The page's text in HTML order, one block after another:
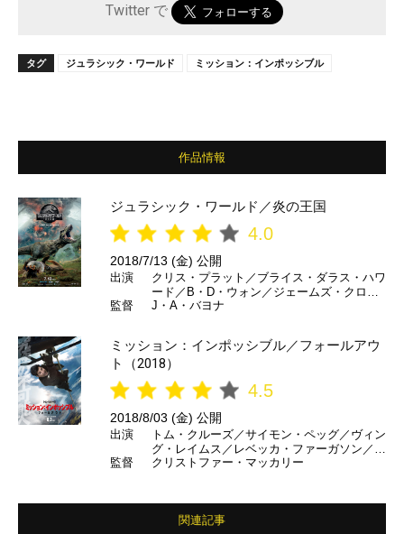
Twitter で
タグ ジュラシック・ワールド ミッション：インポッシブル
作品情報
ジュラシック・ワールド／炎の王国
4.0
2018/7/13 (金) 公開
出演
クリス・プラット／ブライス・ダラス・ハワ
ード／B・D・ウォン／ジェームズ・クロム
ウェル／テッド・レヴィン／ジャスティス・
フ・スポール／ジェフ・ゴールドブラム ほ
か （日本語吹き替え）玉木宏／木村佳乃／
満島真之介／石川由依／住田萌乃／大塚芳
忠 ほか
監督 J・A・バヨナ
ミッション：インポッシブル／フォールアウ
ト（2018）
4.5
2018/8/03 (金) 公開
出演
トム・クルーズ／サイモン・ペッグ／ヴィン
グ・レイムス／レベッカ・ファーガソン／ア
レック・ボールドウィン／ミシェル・モナハ
ット ほか （日本語吹き替え）森川智之／
根本泰彦／手塚秀彰／甲斐田裕子／岡寛恵／
監督 クリストファー・マッカリー
関連記事